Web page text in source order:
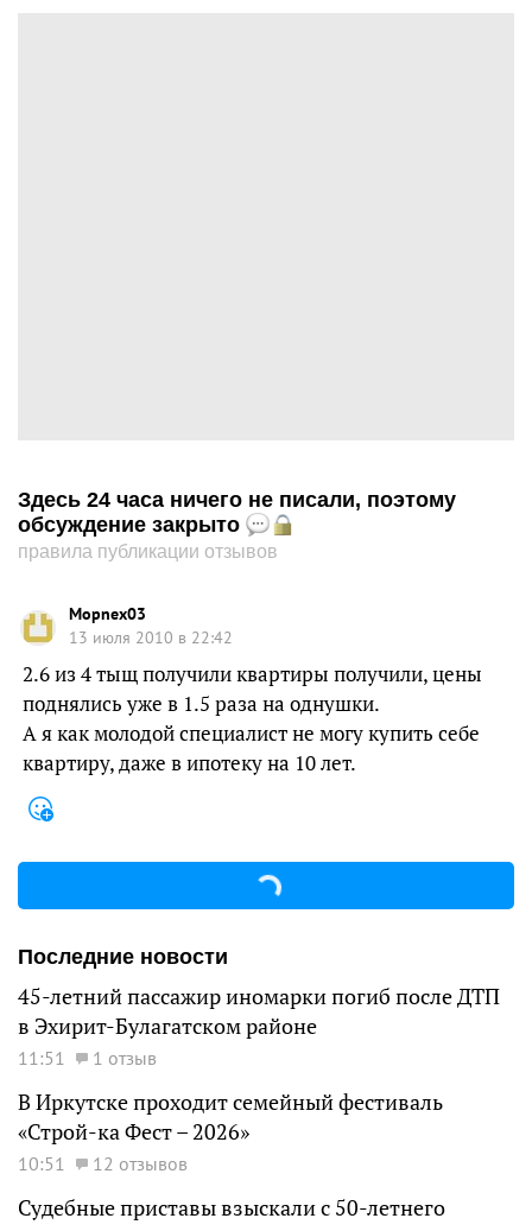
Здесь 24 часа ничего не писали, поэтому
обсуждение закрыто
правила публикации отзывов
Mopnex03
13 июля 2010 в 22:42
2.6 из 4 тыщ получили квартиры получили, цены
поднялись уже в 1.5 раза на однушки.
А я как молодой специалист не могу купить себе
квартиру, даже в ипотеку на 10 лет.
Последние новости
45-летний пассажир иномарки погиб после ДТП
в Эхирит-Булагатском районе
11:51 1 отзыв
В Иркутске проходит семейный фестиваль
«Строй-ка Фест – 2026»
10:51 12 отзывов
Судебные приставы взыскали с 50-летнего